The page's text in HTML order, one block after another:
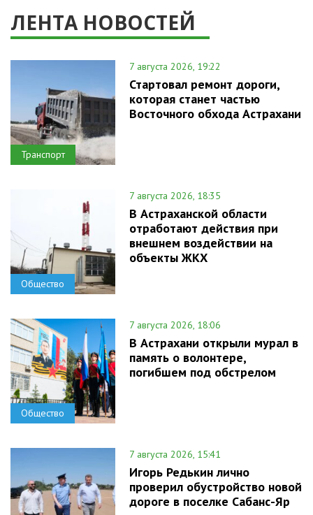
ЛЕНТА НОВОСТЕЙ
Транспорт
7 августа 2026, 19:22
Стартовал ремонт дороги,
которая станет частью
Восточного обхода Астрахани
Общество
7 августа 2026, 18:35
В Астраханской области
отработают действия при
внешнем воздействии на
объекты ЖКХ
Общество
7 августа 2026, 18:06
В Астрахани открыли мурал в
память о волонтере,
погибшем под обстрелом
7 августа 2026, 15:41
Игорь Редькин лично
проверил обустройство новой
дороге в поселке Сабанс-Яр